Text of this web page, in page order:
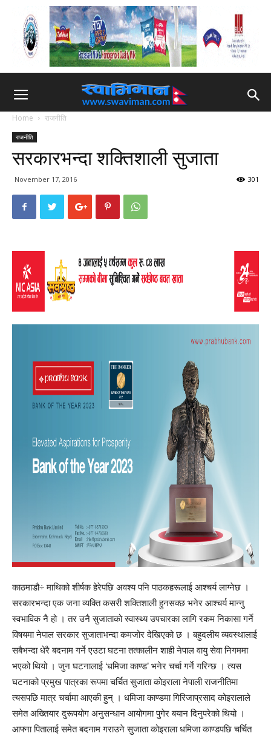
Home राजनीति
राजनीति
सरकारभन्दा शक्तिशाली सुजाता
November 17, 2016 301
काठमाडौ÷ माथिको शीर्षक हेरेपछि अवश्य पनि पाठकहरूलाई आश्चर्य लाग्नेछ ।
सरकारभन्दा एक जना व्यक्ति कसरी शक्तिशाली हुनसक्छ भनेर आश्चर्य मान्नु
स्वभाविक नै हो । तर उनै सुजाताको स्वास्थ्य उपचारका लागि रकम निकासा गर्ने
विषयमा नेपाल सरकार सुजाताभन्दा कमजोर देखिएको छ । बहुदलीय व्यवस्थालाई
सबैभन्दा धेरै बदनाम गर्ने एउटा घटना तत्कालीन शाही नेपाल वायु सेवा निगममा
भएको थियो । जुन घटनालाई ‘धमिजा काण्ड’ भनेर चर्चा गर्ने गरिन्छ । त्यस
घटनाको प्रमुख पात्रका रूपमा चर्चित सुजाता कोइराला नेपाली राजनीतिमा
त्यसपछि मात्र चर्चामा आएकी हुन् । धमिजा काण्डमा गिरिजाप्रसाद कोइरालाले
समेत अख्तियार दुरूपयोग अनुसन्धान आयोगमा पुगेर बयान दिनुपरेको थियो ।
आफ्ना पितालाई समेत बदनाम गराउने सुजाता कोइराला धमिजा काण्डपछि चर्चित